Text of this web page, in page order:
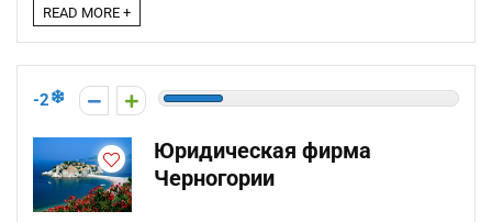
READ MORE +
-2
Юридическая фирма
Черногории